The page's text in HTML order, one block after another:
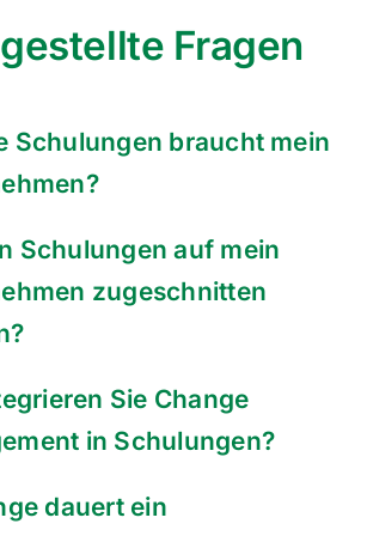
Fragen
Schulungen braucht mein
Schulungen auf mein
zugeschnitten
Sie Change
in Schulungen?
dauert ein